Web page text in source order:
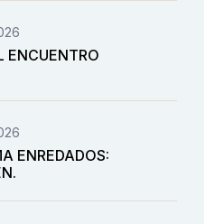
ENCUENTRO
ENREDADOS: